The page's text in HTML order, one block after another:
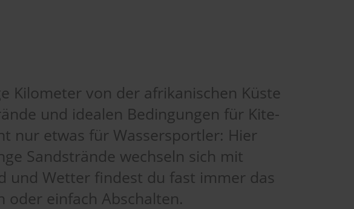
Kilometer von der afrikanischen Küste
und idealen Bedingungen für Kite-
nur etwas für Wassersportler: Hier
Sandstrände wechseln sich mit
und Wetter findest du fast immer das
oder einfach Abschalten.